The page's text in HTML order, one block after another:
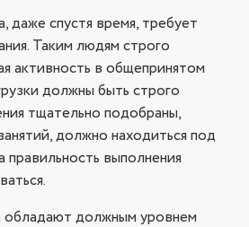
даже спустя время, требует
Таким людям строго
активность в общепринятом
должны быть строго
тщательно подобраны,
должно находиться под
выполнения
обладают должным уровнем